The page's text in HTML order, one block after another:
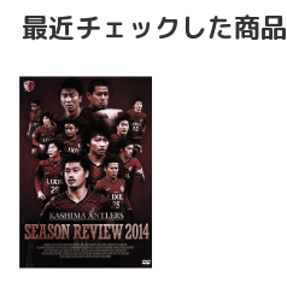
最近チェックした商品